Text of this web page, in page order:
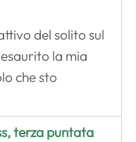
del solito sul
la mia
che sto
terza puntata